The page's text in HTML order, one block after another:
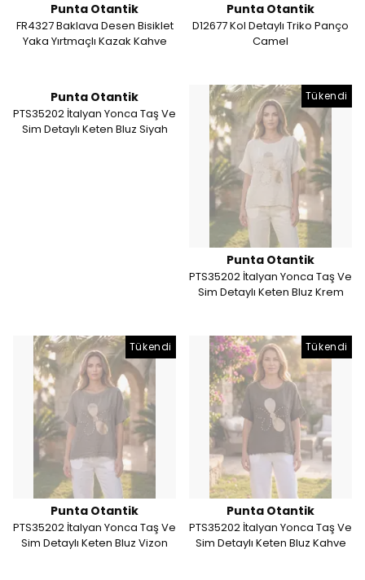
Punta Otantik
FR4327 Baklava Desen Bisiklet
Yaka Yırtmaçlı Kazak Kahve
Punta Otantik
D12677 Kol Detaylı Triko Panço
Camel
Punta Otantik
PTS35202 İtalyan Yonca Taş Ve
Sim Detaylı Keten Bluz Siyah
Tükendi
Punta Otantik
PTS35202 İtalyan Yonca Taş Ve
Sim Detaylı Keten Bluz Krem
Tükendi
Punta Otantik
PTS35202 İtalyan Yonca Taş Ve
Sim Detaylı Keten Bluz Vizon
Tükendi
Punta Otantik
PTS35202 İtalyan Yonca Taş Ve
Sim Detaylı Keten Bluz Kahve